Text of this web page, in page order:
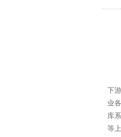
下
业
库
等